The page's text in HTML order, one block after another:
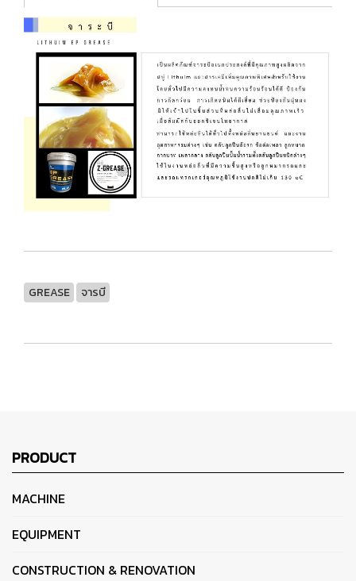
GREASE จารบี
PRODUCT
MACHINE
EQUIPMENT
CONSTRUCTION & RENOVATION